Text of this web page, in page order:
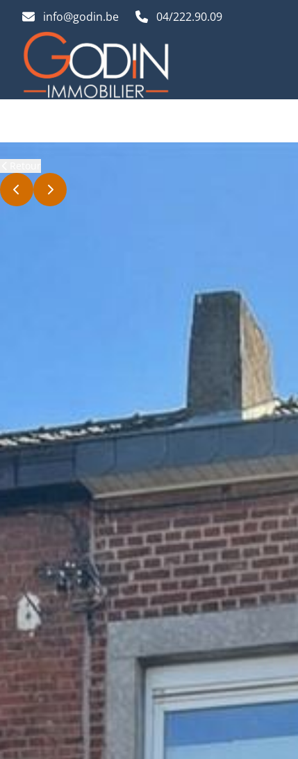
info@godin.be 04/222.90.09